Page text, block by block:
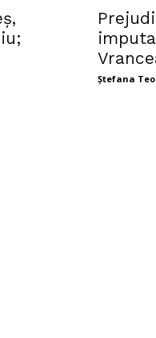
Ștefana